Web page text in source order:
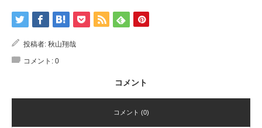
投稿者: 秋山翔哉
コメント: 0
コメント
コメント (0)